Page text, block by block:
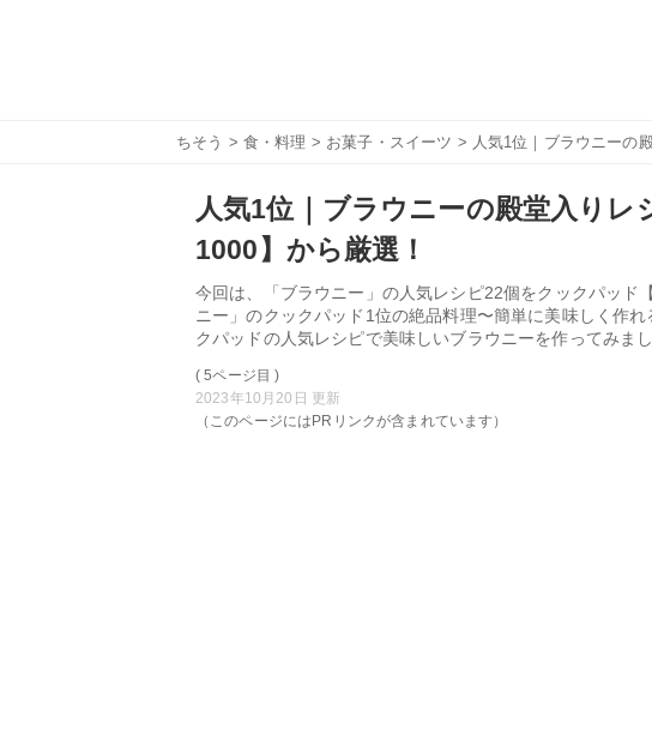
ちそう > 食・料理 > お菓子・スイーツ > 人気1位｜ブラウニーの
人気1位｜ブラウニーの殿堂入りレ
1000】から厳選！
今回は、「ブラウニー」の人気レシピ22個をクックパッド
ニー」のクックパッド1位の絶品料理〜簡単に美味しく作
クパッドの人気レシピで美味しいブラウニーを作ってみまし
( 5ページ目 )
2023年10月20日 更新
（このページにはPRリンクが含まれています）